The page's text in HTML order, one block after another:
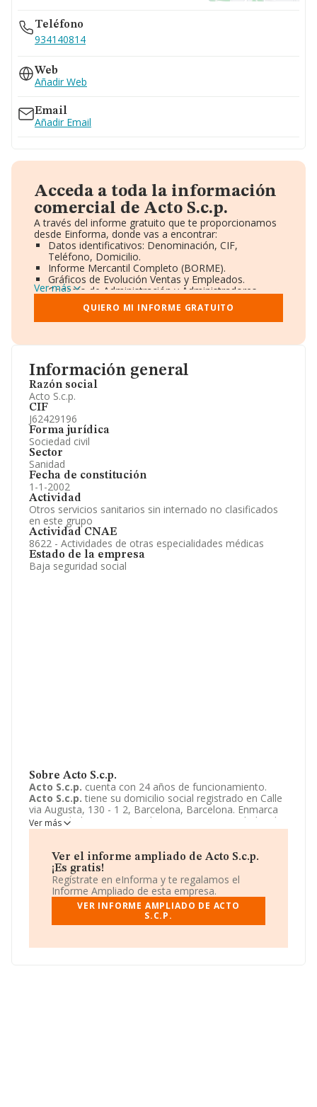
Información general
Razón social
Acto S.c.p.
CIF
J62429196
Forma jurídica
Sociedad civil
Sector
Sanidad
Fecha de constitución
1-1-2002
Actividad
Otros servicios sanitarios sin internado no clasificados
en este grupo
Actividad CNAE
8622 - Actividades de otras especialidades médicas
Estado de la empresa
Baja seguridad social
Sobre Acto S.c.p.
Acto S.c.p. cuenta con 24 años de funcionamiento.
Acto S.c.p. tiene su domicilio social registrado en Calle
via Augusta, 130 - 1 2, Barcelona, Barcelona. Enmarca
su actividad CNAE principal como 8622 - Actividades de
otras especialidades médicas.Acto S.c.p.aparece
Ver más
Ver el informe ampliado de Acto S.c.p.
¡Es gratis!
Regístrate en eInforma y te regalamos el
Informe Ampliado de esta empresa.
VER INFORME AMPLIADO DE ACTO
S.C.P.
Teléfono
934140814
Web
Añadir Web
Email
Añadir Email
Acceda a toda la información
comercial de Acto S.c.p.
A través del informe gratuito que te proporcionamos
desde Einforma, donde vas a encontrar:
Datos identificativos: Denominación, CIF,
Teléfono, Domicilio.
Informe Mercantil Completo (BORME).
Gráficos de Evolución Ventas y Empleados.
Consejo de Administración y Administradores.
Directivos y Ejecutivos.
Accionistas.
Participaciones y Vinculaciones en otras empresas.
Información oficial y registral complementaria.
Ver más
QUIERO MI INFORME GRATUITO